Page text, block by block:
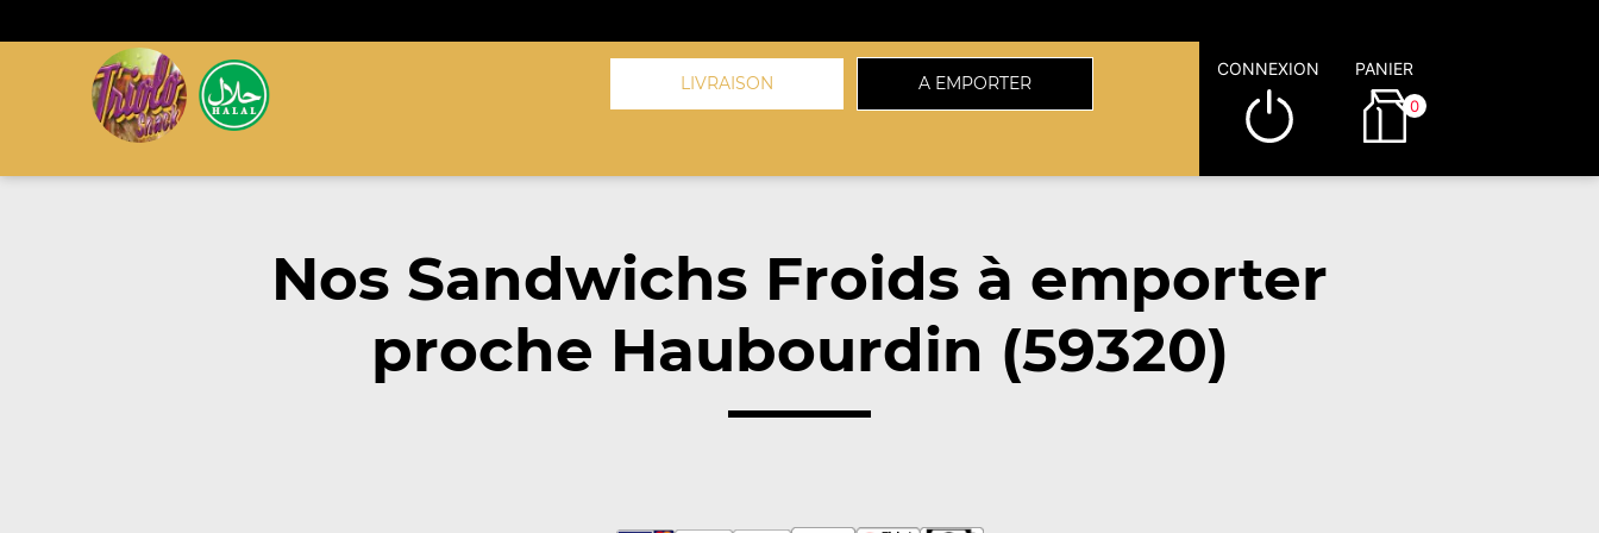
LIVRAISON A EMPORTER
CONNEXION PANIER
0
Nos Sandwichs Froids à emporter
proche Haubourdin (59320)